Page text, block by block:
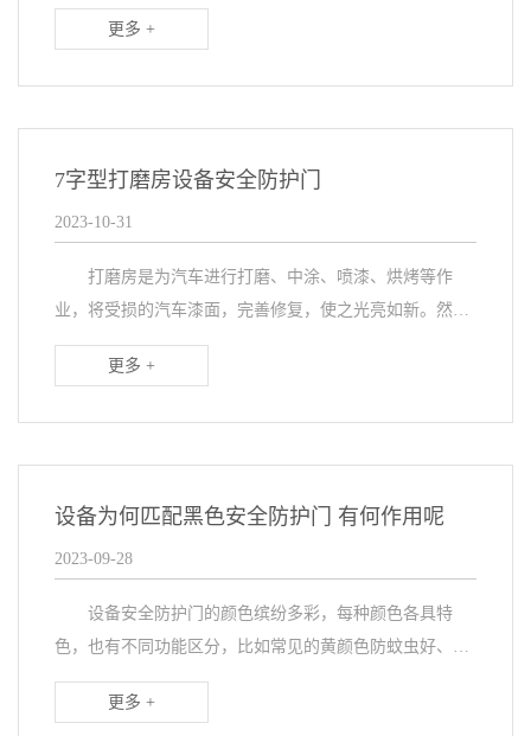
配置安全防护门进行快速隔离、防尘安全，那它是如何进
行防粉尘、又隔音的呢，有哪些措施呢，详解见下
更多 +
7字型打磨房设备安全防护门
2023-10-31
打磨房是为汽车进行打磨、中涂、喷漆、烘烤等作
业，将受损的汽车漆面，完善修复，使之光亮如新。然
而，打磨车间生产时产生的尘埃、废气以及漆雾，为了改
善车间工作环境，在打磨房匹配设备安全防护进行密封隔
更多 +
设备为何匹配黑色安全防护门 有何作用呢
2023-09-28
设备安全防护门的颜色缤纷多彩，每种颜色各具特
色，也有不同功能区分，比如常见的黄颜色防蚊虫好、灰
颜色比较耐脏、透明色采光观察好，但是几乎看不到黑
色。近期上海某客户就在设备上安装黑色防护门，那客户
更多 +